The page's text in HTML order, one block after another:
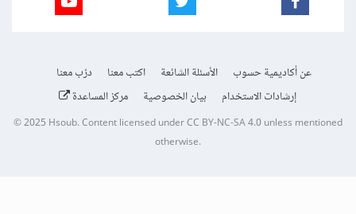
عن أكاديمية حسوب الأسئلة الشائعة اكتب معنا
درّب معنا
إرشادات الاستخدام
بيان الخصوصية مركز المساعدة
© 2025Hsoub.Content licensed underCC BY-NC-SA 4.0unless mentioned
otherwise.